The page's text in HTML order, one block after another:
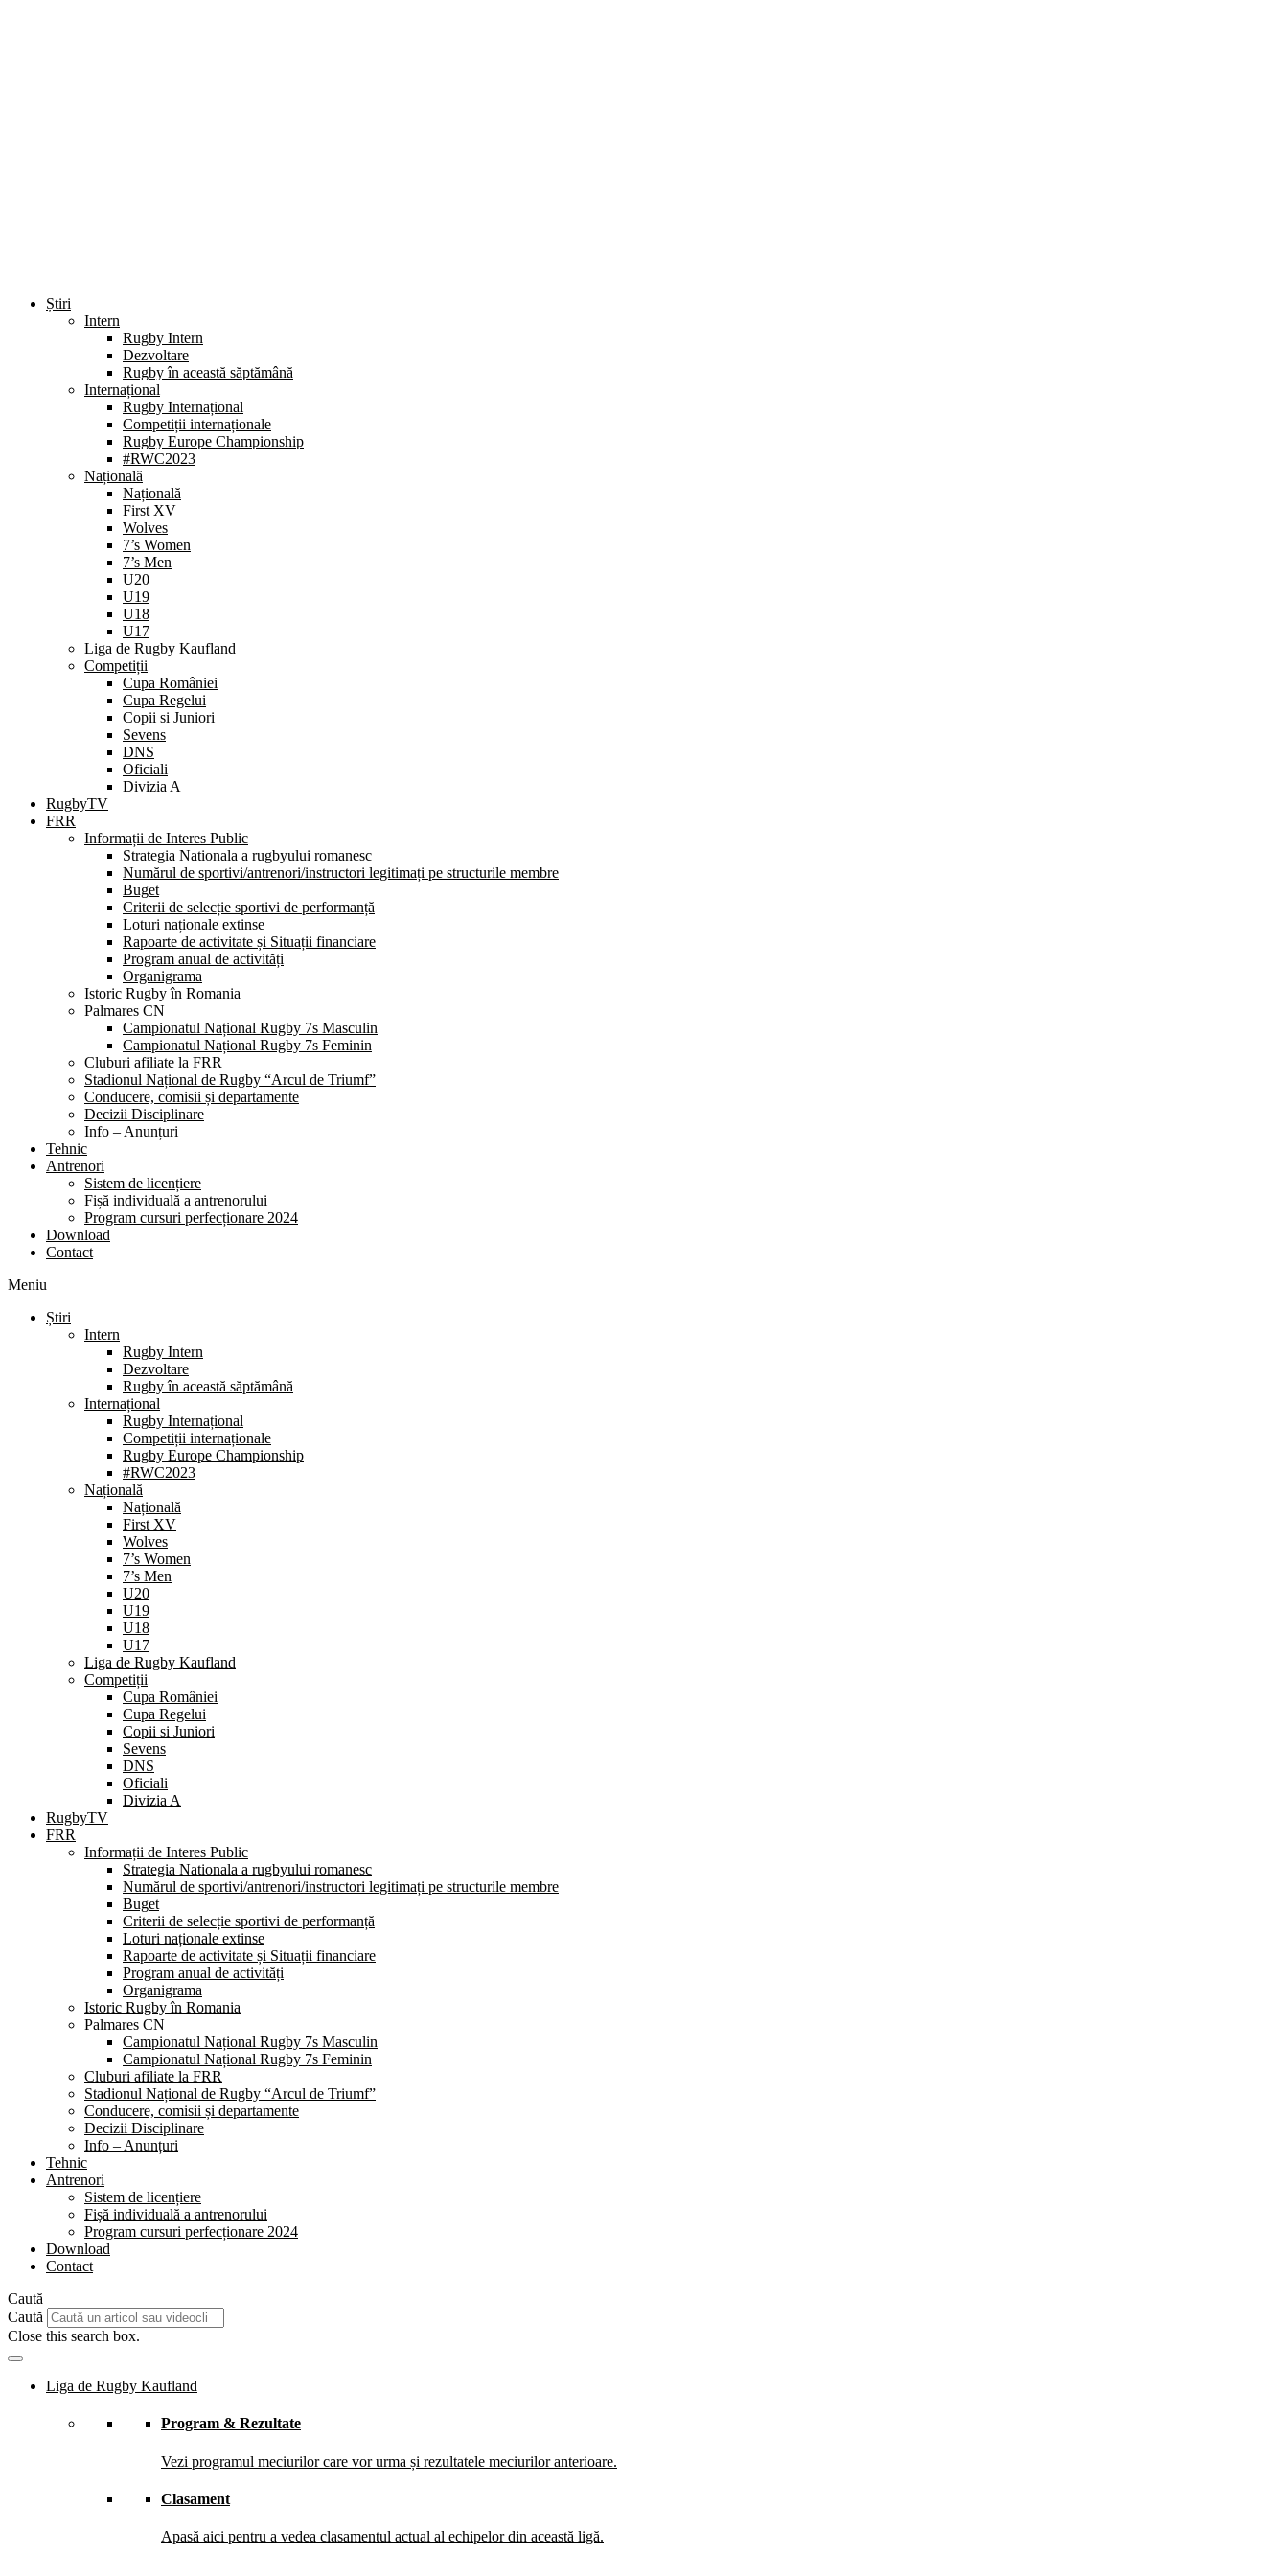
Știri
Intern
Rugby Intern
Dezvoltare
Rugby în această săptămână
Internațional
Rugby Internațional
Competiții internaționale
Rugby Europe Championship
#RWC2023
Națională
Națională
First XV
Wolves
7’s Women
7’s Men
U20
U19
U18
U17
Liga de Rugby Kaufland
Competiții
Cupa României
Cupa Regelui
Copii si Juniori
Sevens
DNS
Oficiali
Divizia A
RugbyTV
FRR
Informații de Interes Public
Strategia Nationala a rugbyului romanesc
Numărul de sportivi/antrenori/instructori legitimați pe structurile membre
Buget
Criterii de selecție sportivi de performanță
Loturi naționale extinse
Rapoarte de activitate și Situații financiare
Program anual de activități
Organigrama
Istoric Rugby în Romania
Palmares CN
Campionatul Național Rugby 7s Masculin
Campionatul Național Rugby 7s Feminin
Cluburi afiliate la FRR
Stadionul Național de Rugby “Arcul de Triumf”
Conducere, comisii și departamente
Decizii Disciplinare
Info – Anunțuri
Tehnic
Antrenori
Sistem de licențiere
Fișă individuală a antrenorului
Program cursuri perfecționare 2024
Download
Contact
Meniu
Știri
Intern
Rugby Intern
Dezvoltare
Rugby în această săptămână
Internațional
Rugby Internațional
Competiții internaționale
Rugby Europe Championship
#RWC2023
Națională
Națională
First XV
Wolves
7’s Women
7’s Men
U20
U19
U18
U17
Liga de Rugby Kaufland
Competiții
Cupa României
Cupa Regelui
Copii si Juniori
Sevens
DNS
Oficiali
Divizia A
RugbyTV
FRR
Informații de Interes Public
Strategia Nationala a rugbyului romanesc
Numărul de sportivi/antrenori/instructori legitimați pe structurile membre
Buget
Criterii de selecție sportivi de performanță
Loturi naționale extinse
Rapoarte de activitate și Situații financiare
Program anual de activități
Organigrama
Istoric Rugby în Romania
Palmares CN
Campionatul Național Rugby 7s Masculin
Campionatul Național Rugby 7s Feminin
Cluburi afiliate la FRR
Stadionul Național de Rugby “Arcul de Triumf”
Conducere, comisii și departamente
Decizii Disciplinare
Info – Anunțuri
Tehnic
Antrenori
Sistem de licențiere
Fișă individuală a antrenorului
Program cursuri perfecționare 2024
Download
Contact
Caută
Caută
Close this search box.
Liga de Rugby Kaufland
Program & Rezultate
Vezi programul meciurilor care vor urma și rezultatele meciurilor anterioare.
Clasament
Apasă aici pentru a vedea clasamentul actual al echipelor din această ligă.